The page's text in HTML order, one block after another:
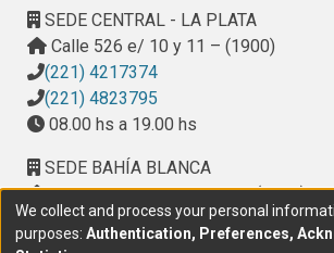
SEDE CENTRAL - LA PLATA
Calle 526 e/ 10 y 11 – (1900)
(221) 4217374
(221) 4823795
08.00 hs a 19.00 hs
SEDE BAHÍA BLANCA
Calle Ciudad de Cali 320 – (8000).
Provincial del Sudoeste (UPSO)
(291) 459 2550, interno 147
We collect and process your personal
purposes: Authentication, Preferences,